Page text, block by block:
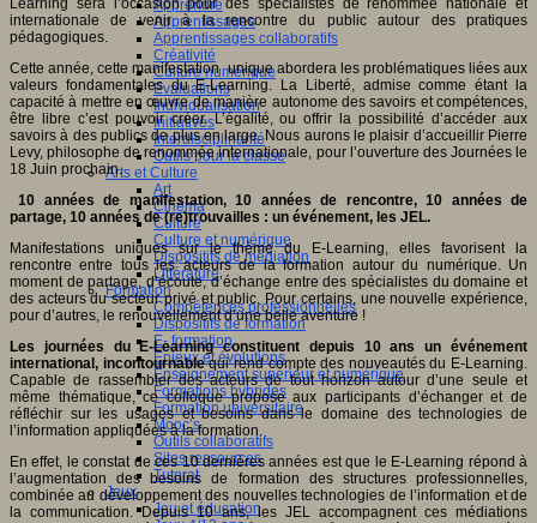
Apprendre
Apprentissages
Apprentissages collaboratifs
Créativité
Culture numérique
Evaluations
Individualisation
Initiatives
Interdisciplinarité
Outils pour la classe
Arts et Culture
Art
Cinéma
Culture
Culture et numérique
Dispositifs de médiation
Littérature
Formation
Compétences professionnelles
Dispositifs de formation
E- formation
Enjeux et évolutions
Enseignement supérieur et numérique
Formations hybrides
Formation universitaire
Mooc’s
Outils collaboratifs
Sites ressources
Tutorat
Jeux
Jeu et éducation
Learning sera l’occasion pour des spécialistes de renommée nationale et
internationale de venir à la rencontre du public autour des pratiques
pédagogiques.
Cette année, cette manifestation unique abordera les problématiques liées aux
valeurs fondamentales du E-Learning. La Liberté, admise comme étant la
capacité à mettre en œuvre de manière autonome des savoirs et compétences,
être libre c’est pouvoir créer. L’égalité, ou offrir la possibilité d’accéder aux
savoirs à des publics de plus en large. Nous aurons le plaisir d’accueillir Pierre
Levy, philosophe de renommée internationale, pour l’ouverture des Journées le
18 Juin prochain.
10 années de manifestation, 10 années de rencontre, 10 années de
partage, 10 années de (re)trouvailles : un événement, les JEL.
Manifestations uniques sur le thème du E-Learning, elles favorisent la
rencontre entre tous les acteurs de la formation autour du numérique. Un
moment de partage, d’écoute, d’échange entre des spécialistes du domaine et
des acteurs du secteur privé et public. Pour certains, une nouvelle expérience,
pour d’autres, le renouvellement d’une belle aventure !
Les journées du E-Learning constituent depuis 10 ans un événement
international, incontournablequi rend compte des nouveautés du E-Learning.
Capable de rassembler des acteurs de tout horizon autour d’une seule et
même thématique, ce colloque propose aux participants d’échanger et de
réfléchir sur les usages et besoins dans le domaine des technologies de
l’information appliquées à la formation.
En effet, le constat de ces 10 dernières années est que le E-Learning répond à
l’augmentation des besoins de formation des structures professionnelles,
combinée au développement des nouvelles technologies de l’information et de
la communication. Depuis 10 ans, les JEL accompagnent ces médiations